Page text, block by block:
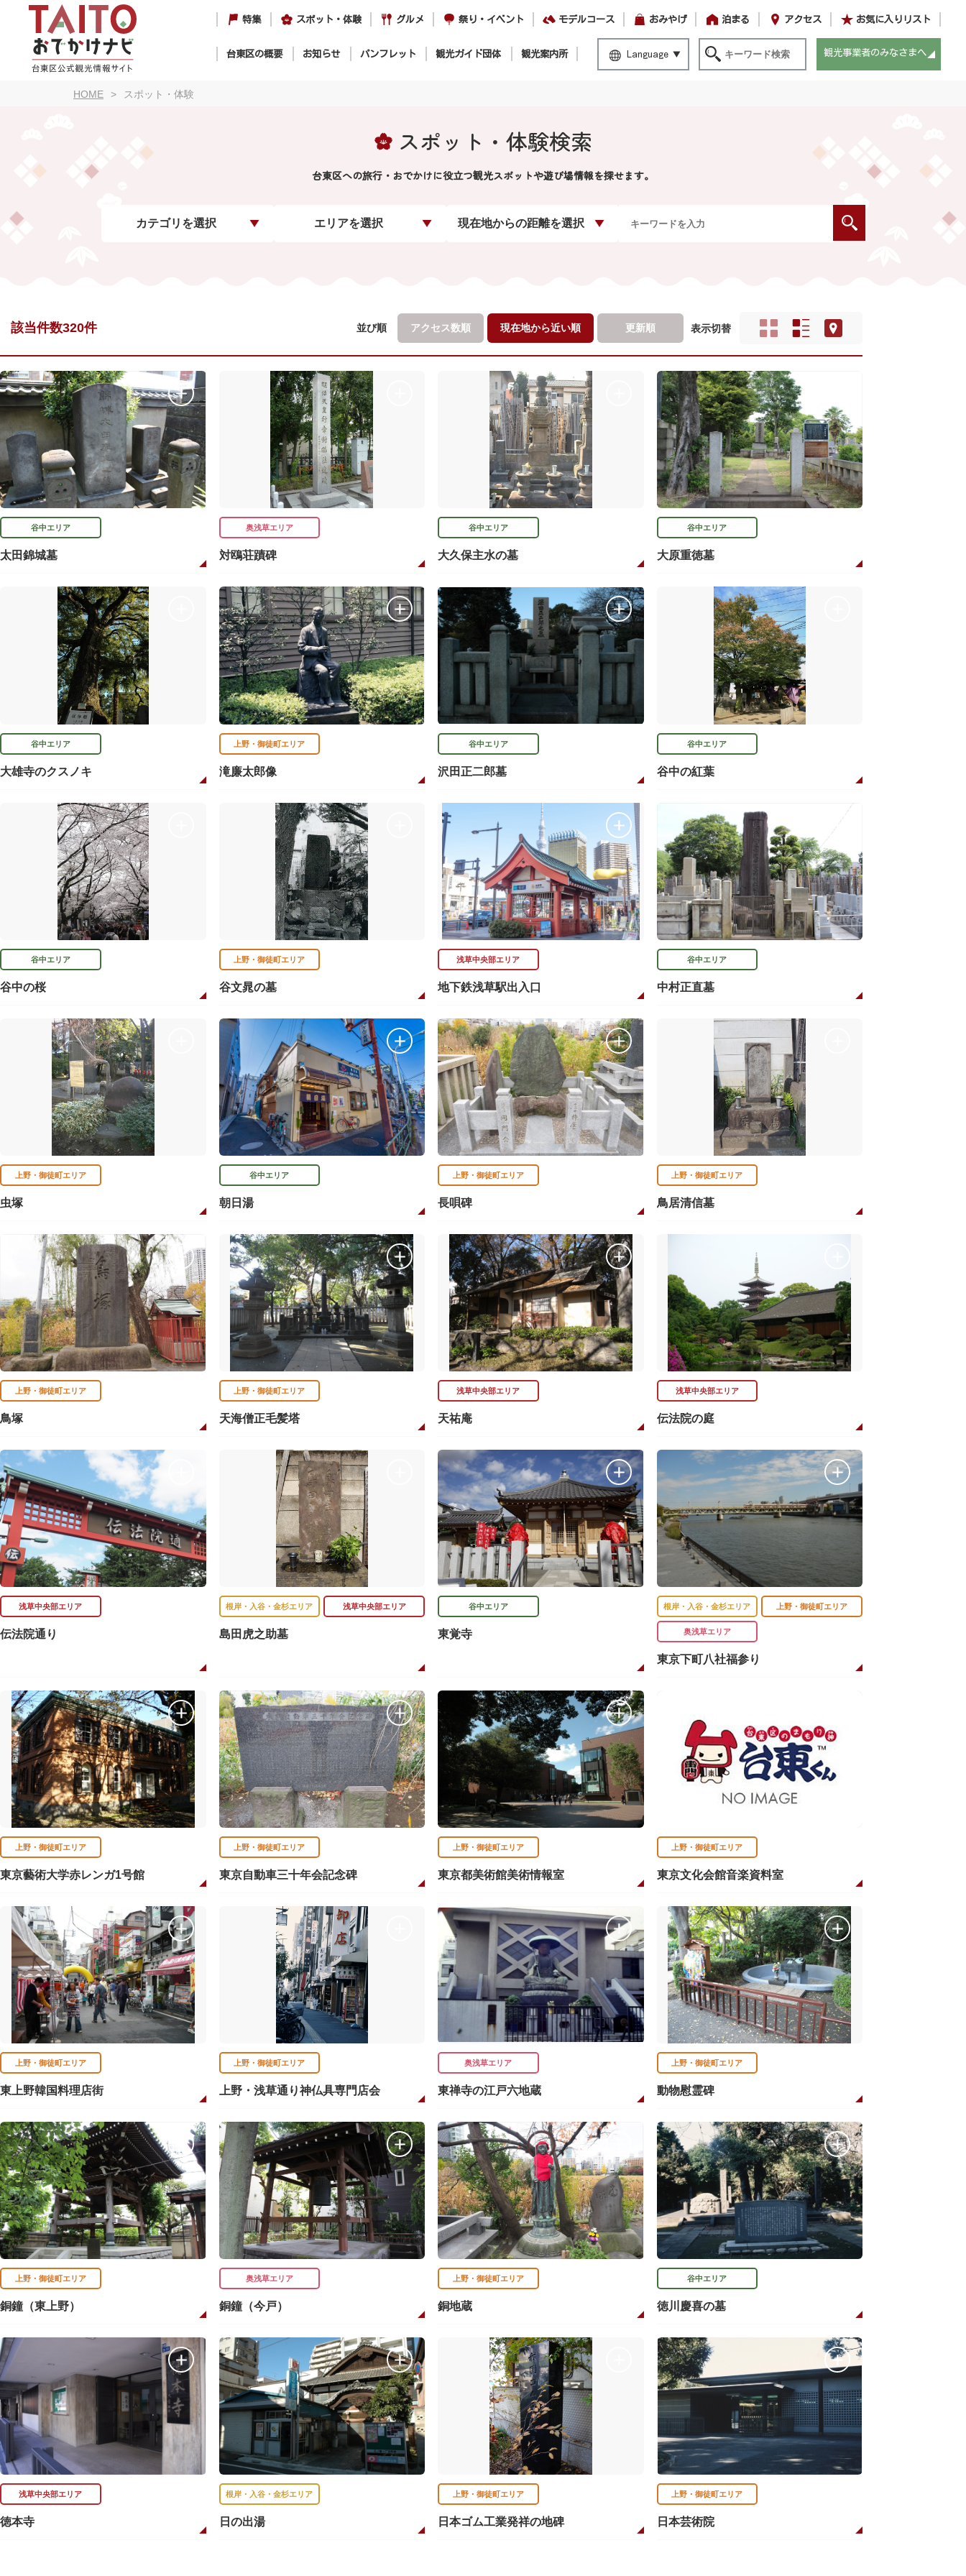
特集 スポット・体験 グルメ 祭り・イベント モデルコース おみやげ 泊まる アクセス お気に入りリスト
台東区の概要 お知らせ パンフレット 観光ガイド団体 観光案内所 Language 観光事業者のみなさまへ
HOME スポット・体験
スポット・体験検索
台東区への旅行・おでかけに役立つ観光スポットや遊び場情報を探せます。
カテゴリを選択 エリアを選択 現在地からの距離を選択
該当件数320件 並び順 アクセス数順 現在地から近い順 更新順 表示切替
谷中エリア
太田錦城墓
奥浅草エリア
対鴎荘蹟碑
谷中エリア
大久保主水の墓
谷中エリア
大原重徳墓
谷中エリア
大雄寺のクスノキ
上野・御徒町エリア
滝廉太郎像
谷中エリア
沢田正二郎墓
谷中エリア
谷中の紅葉
谷中エリア
谷中の桜
上野・御徒町エリア
谷文晁の墓
浅草中央部エリア
地下鉄浅草駅出入口
谷中エリア
中村正直墓
上野・御徒町エリア
虫塚
谷中エリア
朝日湯
上野・御徒町エリア
長唄碑
上野・御徒町エリア
鳥居清信墓
上野・御徒町エリア
鳥塚
上野・御徒町エリア
天海僧正毛髪塔
浅草中央部エリア
天祐庵
浅草中央部エリア
伝法院の庭
浅草中央部エリア
伝法院通り
根岸・入谷・金杉エリア 浅草中央部エリア
島田虎之助墓
谷中エリア
東覚寺
根岸・入谷・金杉エリア 上野・御徒町エリア
奥浅草エリア
東京下町八社福参り
上野・御徒町エリア
東京藝術大学赤レンガ1号館
上野・御徒町エリア
東京自動車三十年会記念碑
上野・御徒町エリア
東京都美術館美術情報室
上野・御徒町エリア
東京文化会館音楽資料室
上野・御徒町エリア
東上野韓国料理店街
上野・御徒町エリア
上野・浅草通り神仏具専門店会
奥浅草エリア
東禅寺の江戸六地蔵
上野・御徒町エリア
動物慰霊碑
上野・御徒町エリア
銅鐘（東上野）
奥浅草エリア
銅鐘（今戸）
上野・御徒町エリア
銅地蔵
谷中エリア
徳川慶喜の墓
浅草中央部エリア
徳本寺
根岸・入谷・金杉エリア
日の出湯
上野・御徒町エリア
日本ゴム工業発祥の地碑
上野・御徒町エリア
日本芸術院